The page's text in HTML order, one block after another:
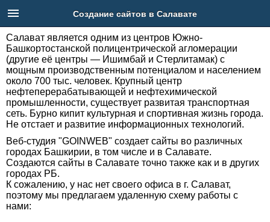
Главная
Услуги
Портфолио
Блог
РБ
Телефон: +7 (917) 43-73-926
Создание сайтов в Салавате
Салават является одним из центров Южно-
Башкортостанской полицентрической агломерации
(другие её центры — Ишимбай и Стерлитамак) с
мощным производственным потенциалом и населением
около 700 тыс. человек. Крупный центр
нефтеперерабатывающей и нефтехимической
промышленности, существует развитая транспортная
сеть. Бурно кипит культурная и спортивная жизнь города.
Не отстает и развитие информационных технологий.
Веб-студия "GOINWEB" создает сайты во различных
городах Башкирии, в том числе и в Салавате.
Создаются сайты в Салавате точно также как и в других
городах РБ.
К сожалению, у нас нет своего офиса в г. Салават,
поэтому мы предлагаем удаленную схему работы с
нами: